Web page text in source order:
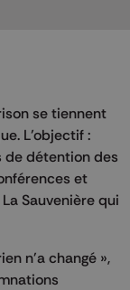
se tiennent
L’objectif :
de détention des
et
Sauvenière qui
n'a changé »,